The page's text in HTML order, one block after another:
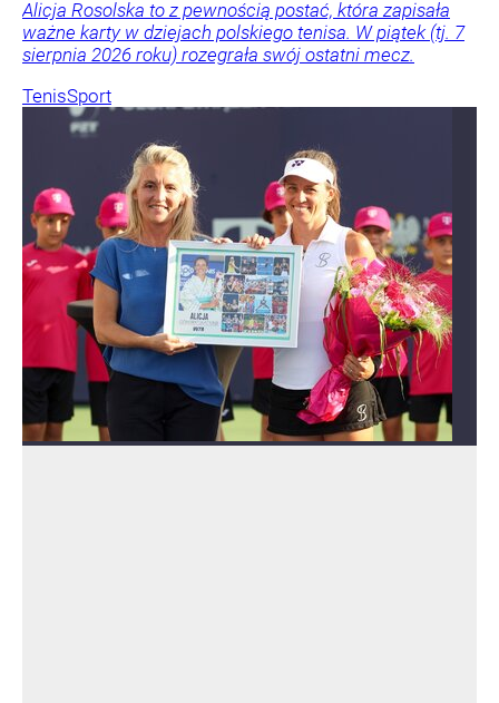
Alicja Rosolska to z pewnością postać, która zapisała
ważne karty w dziejach polskiego tenisa. W piątek (tj. 7
sierpnia 2026 roku) rozegrała swój ostatni mecz.
TenisSport